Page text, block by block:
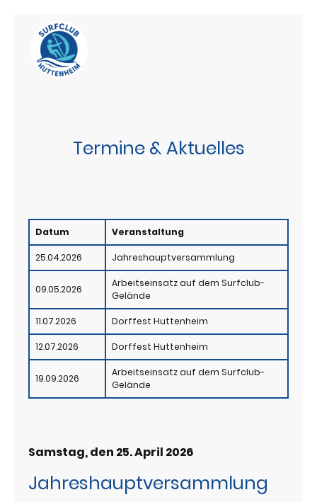
Termine & Aktuelles
Datum Veranstaltung
25.04.2026 Jahreshauptversammlung
09.05.2026
Arbeitseinsatz auf dem Surfclub-
Gelände
11.07.2026 Dorffest Huttenheim
12.07.2026 Dorffest Huttenheim
19.09.2026
Arbeitseinsatz auf dem Surfclub-
Gelände
Samstag, den 25. April 2026
Jahreshauptversammlung